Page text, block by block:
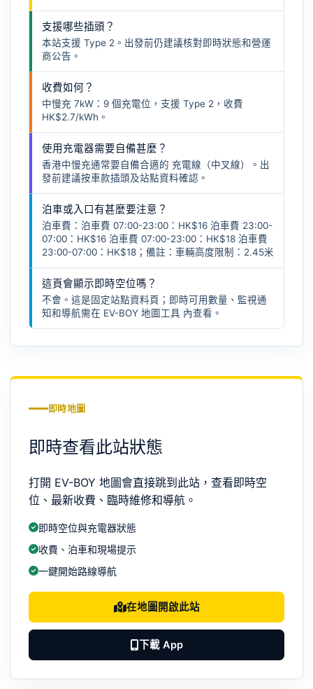
支援哪些插頭？
本站支援 Type 2。出發前仍建議核對即時狀態和營運
商公告。
收費如何？
中慢充 7kW：9 個充電位，支援 Type 2，收費
HK$2.7/kWh。
使用充電器需要自備甚麼？
香港中慢充通常要自備合適的 充電線（中叉線）
。出
發前建議按車款插頭及站點資料確認。
泊車或入口有甚麼要注意？
泊車費：泊車費 07:00-23:00：HK$16 泊車費 23:00-
07:00：HK$16 泊車費 07:00-23:00：HK$18 泊車費
23:00-07:00：HK$18；備註：車輛高度限制：2.45米
這頁會顯示即時空位嗎？
不會。這是固定站點資料頁；即時可用數量、監視通
知和導航需在 EV-BOY 地圖工具 內查看。
即時地圖
即時查看此站狀態
打開 EV-BOY 地圖會直接跳到此站，查看即時空
位、最新收費、臨時維修和導航。
即時空位與充電器狀態
收費、泊車和現場提示
一鍵開始路線導航
在地圖開啟此站
下載 App